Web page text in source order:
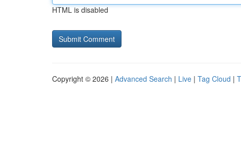
HTML is disabled
Copyright © 2026 | Advanced Search | Live | Tag Cloud |